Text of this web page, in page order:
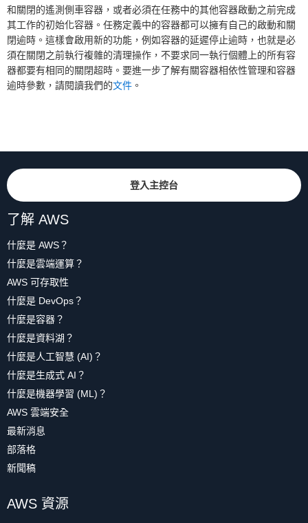
和關閉的遙測側車容器，或者必須在任務中的其他容器啟動之前完成
其工作的初始化容器。任務定義中的容器都可以擁有自己的啟動和關
閉逾時。這樣會啟用新的功能，例如容器的延遲停止逾時，也就是必
須在關閉之前執行複雜的清理操作，不要求同一執行個體上的所有容
器都要有相同的關閉超時。要進一步了解有關容器相依性管理和容器
逾時參數，請閱讀我們的文件 。
登入主控台
了解 AWS
什麼是 AWS？
什麼是雲端運算？
AWS 可存取性
什麼是 DevOps？
什麼是容器？
什麼是資料湖？
什麼是人工智慧 (AI)？
什麼是生成式 AI？
什麼是機器學習 (ML)？
AWS 雲端安全
最新消息
部落格
新聞稿
AWS 資源